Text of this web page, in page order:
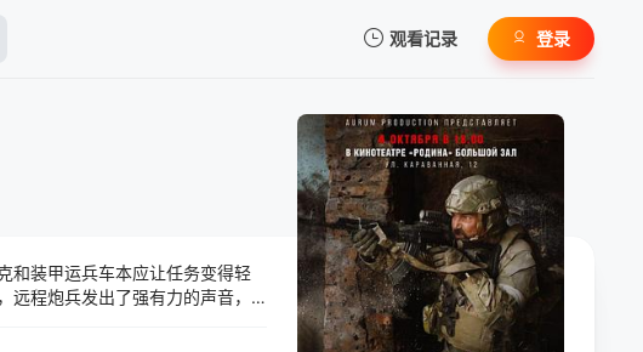
观看记录
暂无观看影片的记录
登录
和装甲运兵车本应让任务变得轻
程炮兵发出了强有力的声音，